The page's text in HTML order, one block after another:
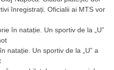
înregistrați. Oficialii ai MTS vor
în natație. Un sportiv de la „U”
natație. Un sportiv de la „U” a